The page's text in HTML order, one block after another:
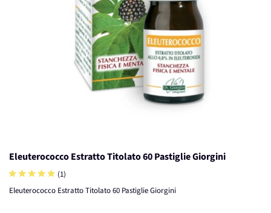
Eleuterococco Estratto Titolato 60 Pastiglie Giorgini
(1)
Eleuterococco Estratto Titolato 60 Pastiglie Giorgini